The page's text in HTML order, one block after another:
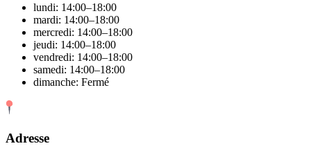
lundi: 14:00–18:00
mardi: 14:00–18:00
mercredi: 14:00–18:00
jeudi: 14:00–18:00
vendredi: 14:00–18:00
samedi: 14:00–18:00
dimanche: Fermé
Adresse